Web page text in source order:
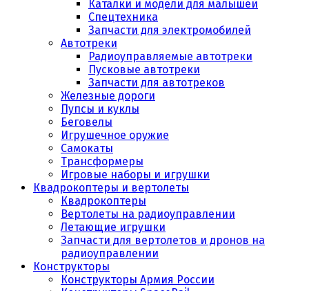
Каталки и модели для малышей
Спецтехника
Запчасти для электромобилей
Автотреки
Радиоуправляемые автотреки
Пусковые автотреки
Запчасти для автотреков
Железные дороги
Пупсы и куклы
Беговелы
Игрушечное оружие
Самокаты
Трансформеры
Игровые наборы и игрушки
Квадрокоптеры и вертолеты
Квадрокоптеры
Вертолеты на радиоуправлении
Летающие игрушки
Запчасти для вертолетов и дронов на
радиоуправлении
Конструкторы
Конструкторы Армия России